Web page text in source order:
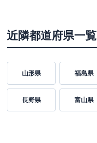
近隣都道府県一覧
山形県 福島県
長野県 富山県